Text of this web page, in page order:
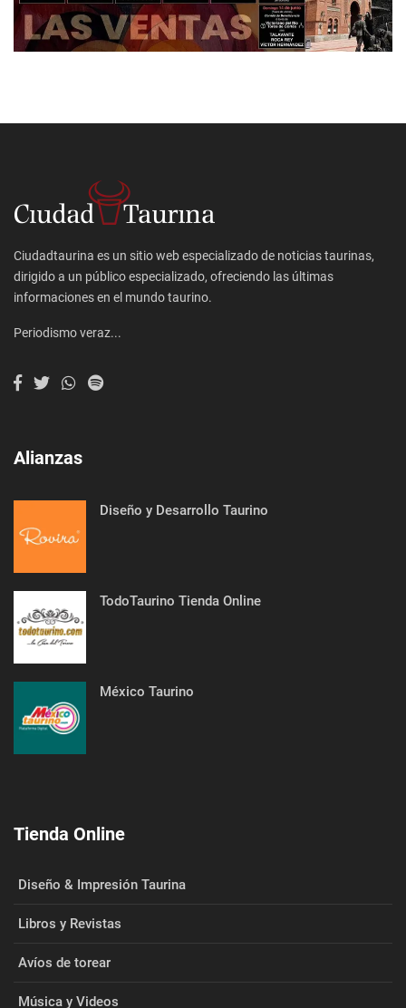
Ciudadtaurina es un sitio web especializado de noticias taurinas,
dirigido a un público especializado, ofreciendo las últimas
informaciones en el mundo taurino.
Periodismo veraz...
Alianzas
Diseño y Desarrollo Taurino
TodoTaurino Tienda Online
México Taurino
Tienda Online
Diseño & Impresión Taurina
Libros y Revistas
Avíos de torear
Música y Videos